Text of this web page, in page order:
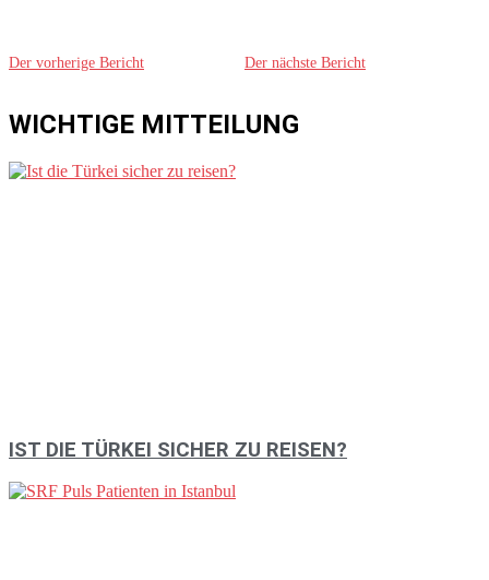
Der vorherige Bericht Der nächste Bericht
WICHTIGE MITTEILUNG
IST DIE TÜRKEI SICHER ZU REISEN?